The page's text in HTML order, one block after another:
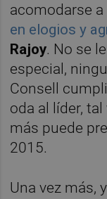
acomodarse
en elogios y
Rajoy. No se
especial,
Consell
oda al líder,
más puede
2015.
Una vez más,